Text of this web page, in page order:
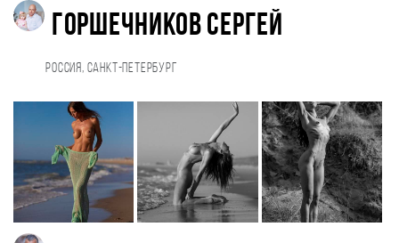
Горшечников Сергей
Россия, Санкт-Петербург